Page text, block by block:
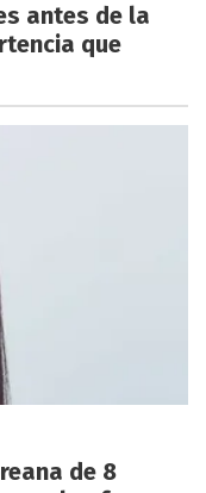
antes de la
que
de 8